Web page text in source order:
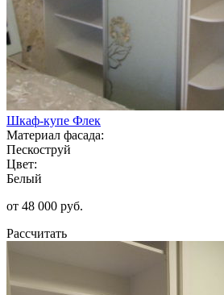
Шкаф-купе Флек
Материал фасада:
Пескоструй
Цвет:
Белый
от 48 000 руб.
Рассчитать